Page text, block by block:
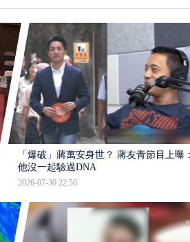
「爆破」蔣萬安身世？ 蔣友青節目上曝：
他沒一起驗過DNA
2026-07-30 22:50